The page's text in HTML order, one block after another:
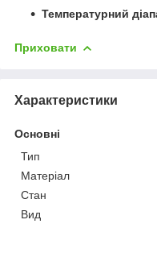
Температурний
Приховати
Характеристики
Основні
Тип
Матеріал
Стан
Вид